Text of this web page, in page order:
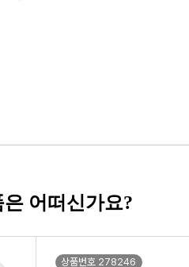
어떠신가요?
상품번호 278246